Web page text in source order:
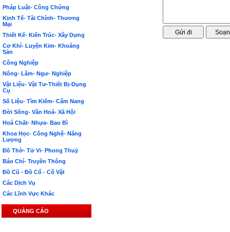
Pháp Luật- Công Chứng
Kinh Tế- Tài Chính- Thương
Mại
Thiết Kế- Kiến Trúc- Xây Dựng
Cơ Khí- Luyện Kim- Khoáng
Sản
Công Nghiệp
Nông- Lâm- Ngư- Nghiệp
Vật Liệu- Vật Tư-Thiết Bị-Dụng
Cụ
Số Liệu- Tìm Kiếm- Cẩm Nang
Đời Sống- Văn Hoá- Xã Hội
Hoá Chất- Nhựa- Bao Bì
Khoa Học- Công Nghệ- Năng
Lượng
Đồ Thờ- Tử Vi- Phong Thuỷ
Báo Chí- Truyền Thông
Đồ Cũ - Đồ Cổ - Cổ Vật
Các Dịch Vụ
Các Lĩnh Vực Khác
QUẢNG CÁO